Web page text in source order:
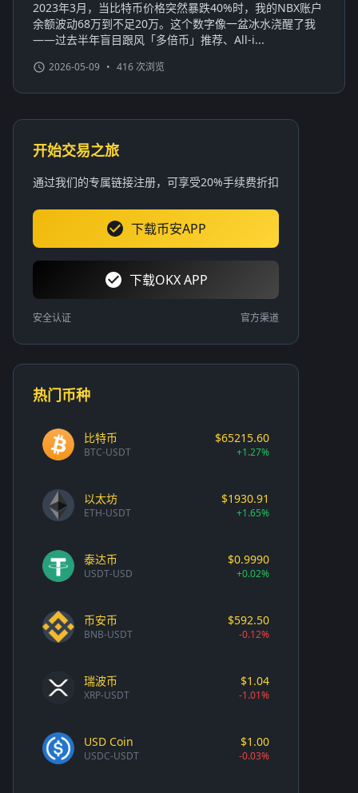
2023年3月，当比特币价格突然暴跌40%时，我的NBX账户
余额波动68万到不足20万。这个数字像一盆冰水浇醒了我
——过去半年盲目跟风「多倍币」推荐、All-i...
2026-05-09 • 416 次浏览
开始交易之旅
通过我们的专属链接注册，可享受20%手续费折扣
下载币安APP
下载OKX APP
安全认证 官方渠道
热门币种
比特币
BTC-USDT
$65215.60
+1.27%
以太坊
ETH-USDT
$1930.91
+1.65%
泰达币
USDT-USD
$0.9990
+0.02%
币安币
BNB-USDT
$592.50
-0.12%
瑞波币
XRP-USDT
$1.04
-1.01%
USD Coin
USDC-USDT
$1.00
-0.03%